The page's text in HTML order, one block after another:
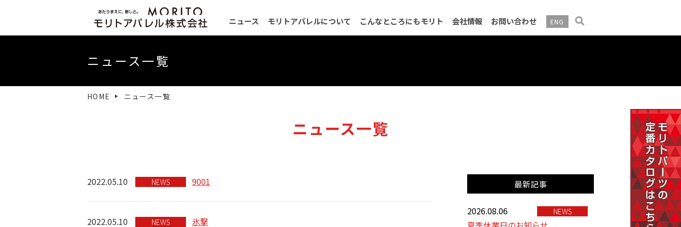
ニュース モリトアパレルについて こんなところにもモリト 会社情報 お問い合わせ ENG
ニュース一覧
HOME ニュース一覧
ニュース一覧
2022.05.10 NEWS 9001
2022.05.10 NEWS 氷撃
最新記事
2026.08.06 NEWS